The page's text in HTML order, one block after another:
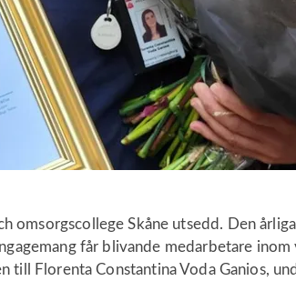
omsorgscollege Skåne utsedd. Den
får blivande medarbetare
till Florenta Constantina Voda Ganios,